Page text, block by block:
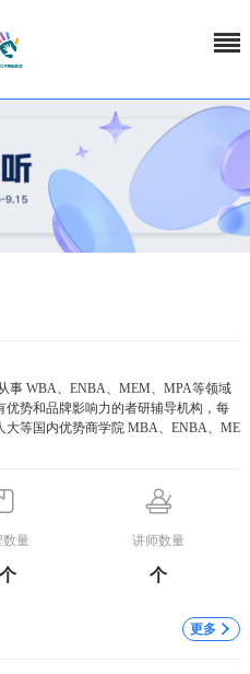
事 WBA、ENBA、MEM、MPA等领域
势和品牌影响力的者研辅导机构，每
等国内优势商学院 MBA、ENBA、ME
量 讲师数量
个
更多